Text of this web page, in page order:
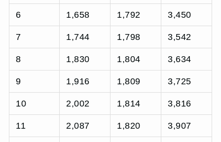
6 1,658 1,792 3,450
7 1,744 1,798 3,542
8 1,830 1,804 3,634
9 1,916 1,809 3,725
10 2,002 1,814 3,816
11 2,087 1,820 3,907